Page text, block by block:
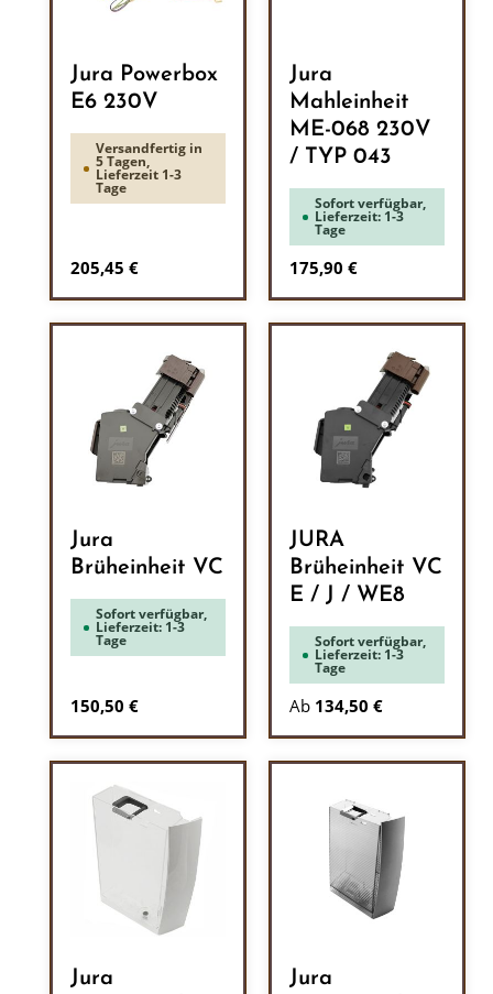
Jura Powerbox
E6 230V
Versandfertig in
5 Tagen,
Lieferzeit 1-3
Tage
Regulärer Preis:
205,45 €
Jura
Mahleinheit
ME-068 230V
/ TYP 043
Sofort verfügbar,
Lieferzeit: 1-3
Tage
Regulärer Preis:
175,90 €
Jura
Brüheinheit VC
Sofort verfügbar,
Lieferzeit: 1-3
Tage
Regulärer Preis:
150,50 €
JURA
Brüheinheit VC
E / J / WE8
Sofort verfügbar,
Lieferzeit: 1-3
Tage
Ab 134,50 €
Jura
Jura